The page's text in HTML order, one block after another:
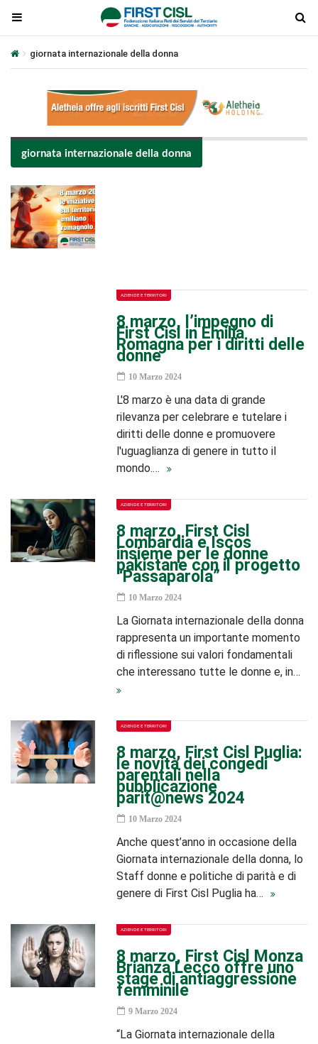
giornata internazionale della donna
giornata internazionale della donna
AZIENDE E TERRITORI
8 marzo, l’impegno di
First Cisl in Emilia
Romagna per i diritti delle
donne
10 Marzo 2024
L'8 marzo è una data di grande
rilevanza per celebrare e tutelare i
diritti delle donne e promuovere
l'uguaglianza di genere in tutto il
mondo.…
AZIENDE E TERRITORI
8 marzo, First Cisl
Lombardia e Iscos
insieme per le donne
pakistane con il progetto
“Passaparola”
10 Marzo 2024
La Giornata internazionale della donna
rappresenta un importante momento
di riflessione sui valori fondamentali
che interessano tutte le donne e, in…
AZIENDE E TERRITORI
8 marzo, First Cisl Puglia:
le novità dei congedi
parentali nella
pubblicazione
parit@news 2024
10 Marzo 2024
Anche quest’anno in occasione della
Giornata internazionale della donna, lo
Staff donne e politiche di parità e di
genere di First Cisl Puglia ha…
AZIENDE E TERRITORI
8 marzo, First Cisl Monza
Brianza Lecco offre uno
stage di antiaggressione
femminile
9 Marzo 2024
“La Giornata internazionale della